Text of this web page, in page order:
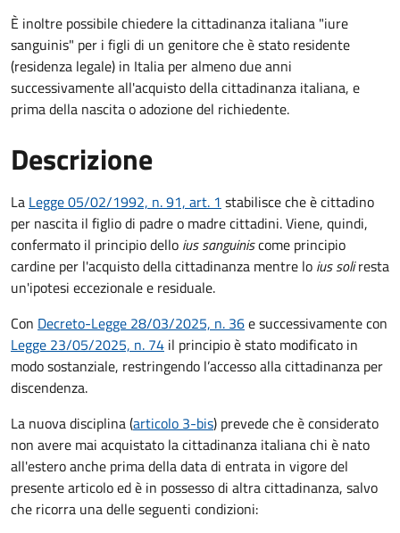
È inoltre possibile chiedere la cittadinanza italiana "iure
sanguinis" per i figli di un genitore che è stato residente
(residenza legale) in Italia per almeno due anni
successivamente all'acquisto della cittadinanza italiana, e
prima della nascita o adozione del richiedente.
Descrizione
La Legge 05/02/1992, n. 91, art. 1 stabilisce che è cittadino
per nascita il figlio di padre o madre cittadini. Viene, quindi,
confermato il principio dello ius sanguiniscome principio
cardine per l'acquisto della cittadinanza mentre lo ius soliresta
un'ipotesi eccezionale e residuale.
Con Decreto-Legge 28/03/2025, n. 36e successivamente con
Legge 23/05/2025, n. 74 il principio è stato modificato in
modo sostanziale, restringendo l’accesso alla cittadinanza per
discendenza.
La nuova disciplina (articolo 3-bis) prevede cheèconsiderato
non avere mai acquistato la cittadinanza italiana chi è nato
all'estero anche prima della data di entrata in vigore del
presente articolo ed è in possesso di altra cittadinanza, salvo
che ricorra una delle seguenti condizioni: